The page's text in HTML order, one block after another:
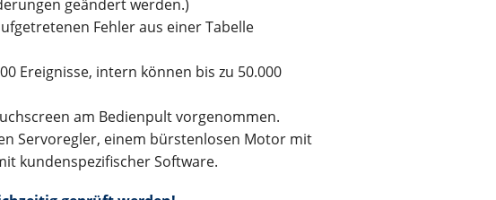
geändert werden.)
Fehler aus einer Tabelle
Ereignisse, intern können bis zu 50.000
am Bedienpult vorgenommen.
Servoregler, einem bürstenlosen Motor mit
kundenspezifischer Software.